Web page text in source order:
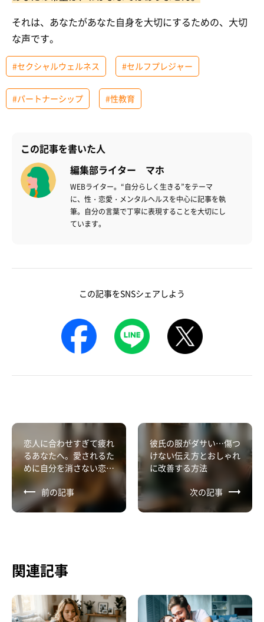
それは、あなたがあなた自身を大切にするための、大切
な声です。
#セクシャルウェルネス #セルフプレジャー
#パートナーシップ #性教育
この記事を書いた人
編集部ライター マホ
WEBライター。“自分らしく生きる”をテーマ
に、性・恋愛・メンタルヘルスを中心に記事を執
筆。自分の言葉で丁寧に表現することを大切にし
ています。
この記事をSNSシェアしよう
恋人に合わせすぎて疲れ
るあなたへ。愛されるた
めに自分を消さない恋愛
前の記事
彼氏の服がダサい…傷つ
けない伝え方とおしゃれ
に改善する方法
次の記事
関連記事